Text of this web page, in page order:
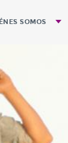
SOMOS
Misión
de Quálitas